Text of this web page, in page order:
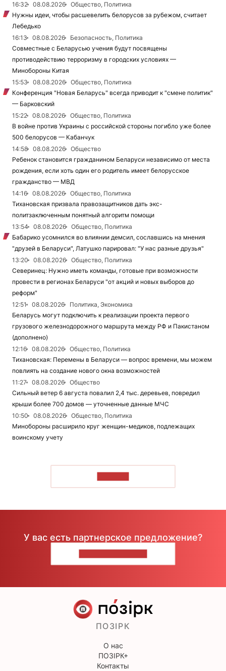
16:32
08.08.2026
Общество, Политика
Нужны идеи, чтобы расшевелить белорусов за рубежом, считает
Лебедько
16:13
08.08.2026
Безопасность, Политика
Совместные с Беларусью учения будут посвящены
противодействию терроризму в городских условиях —
Минобороны Китая
15:53
08.08.2026
Общество, Политика
Конференция "Новая Беларусь" всегда приводит к "смене политик"
— Барковский
15:22
08.08.2026
Общество, Политика
В войне против Украины с российской стороны погибло уже более
500 белорусов — Кабанчук
14:58
08.08.2026
Общество
Ребенок становится гражданином Беларуси независимо от места
рождения, если хоть один его родитель имеет белорусское
гражданство — МВД
14:16
08.08.2026
Общество, Политика
Тихановская призвала правозащитников дать экс-
политзаключенным понятный алгоритм помощи
13:54
08.08.2026
Общество, Политика
Бабарико усомнился во влиянии демсил, сославшись на мнения
"друзей в Беларуси", Латушко парировал: "У нас разные друзья"
13:20
08.08.2026
Общество, Политика
Северинец: Нужно иметь команды, готовые при возможности
провести в регионах Беларуси "от акций и новых выборов до
реформ"
12:51
08.08.2026
Политика, Экономика
Беларусь могут подключить к реализации проекта первого
грузового железнодорожного маршрута между РФ и Пакистаном
(дополнено)
12:16
08.08.2026
Общество, Политика
Тихановская: Перемены в Беларуси — вопрос времени, мы можем
повлиять на создание нового окна возможностей
11:27
08.08.2026
Общество
Сильный ветер 6 августа повалил 2,4 тыс. деревьев, повредил
крыши более 700 домов — уточненные данные МЧС
10:50
08.08.2026
Общество, Политика
Минобороны расширило круг женщин-медиков, подлежащих
воинскому учету
У вас есть партнерское предложение?
ПОЗІРК
О нас
ПОЗІРК+
Контакты